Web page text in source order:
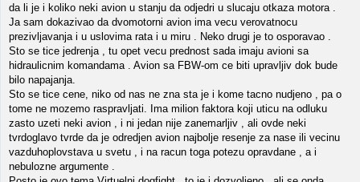
da li je i koliko neki avion u stanju da odjedri u slucaju otkaza motora .
Ja sam dokazivao da dvomotorni avion ima vecu verovatnocu
prezivljavanja i u uslovima rata i u miru . Neko drugi je to osporavao .
Sto se tice jedrenja , tu opet vecu prednost sada imaju avioni sa
hidraulicnim komandama . Avion sa FBW-om ce biti upravljiv dok bude
bilo napajanja.
Sto se tice cene, niko od nas ne zna sta je i kome tacno nudjeno , pa o
tome ne mozemo raspravljati. Ima milion faktora koji uticu na odluku
zasto uzeti neki avion , i ni jedan nije zanemarljiv , ali ovde neki
tvrdoglavo tvrde da je odredjen avion najbolje resenje za nase ili vecinu
vazduhoplovstava u svetu , i na racun toga potezu opravdane , a i
nebulozne argumente .